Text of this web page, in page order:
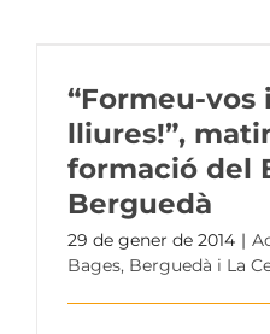
“Formeu-vos
lliures!”,
formació del
Berguedà
29 de gener de 2014 |
Bages, Berguedà i La